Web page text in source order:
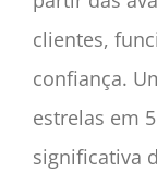
clientes,
confiança.
estrelas em
significativa